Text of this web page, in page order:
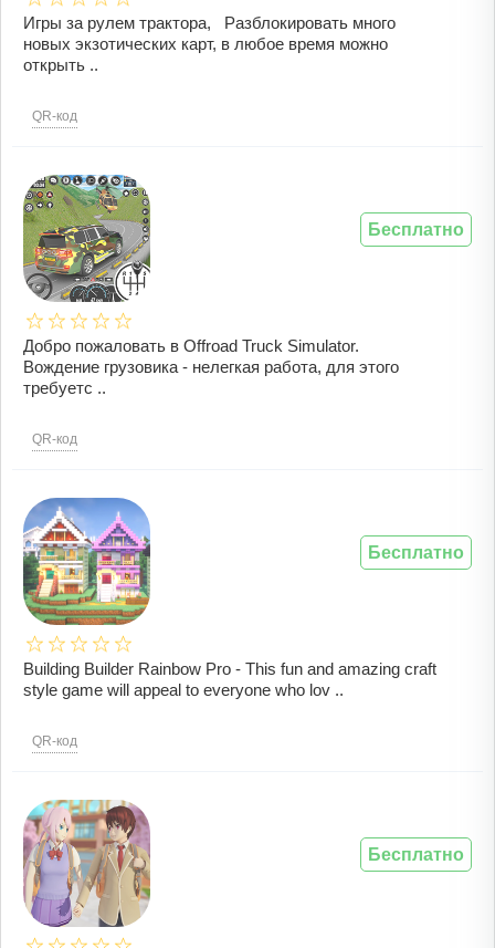
Игры за рулем трактора, Разблокировать много
новых экзотических карт, в любое время можно
открыть ..
QR-код
Добро пожаловать в Offroad Truck Simulator.
Вождение грузовика - нелегкая работа, для этого
требуетс ..
QR-код
Бесплатно
Building Builder Rainbow Pro - This fun and amazing craft
style game will appeal to everyone who lov ..
QR-код
Бесплатно
Бесплатно